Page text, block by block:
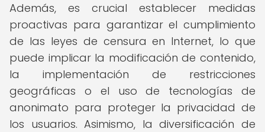
Además, es crucial establecer medidas
proactivas para garantizar el cumplimiento
de las leyes de censura en Internet, lo que
puede implicar la modificación de contenido,
la implementación de restricciones
geográficas o el uso de tecnologías de
anonimato para proteger la privacidad de
los usuarios. Asimismo, la diversificación de